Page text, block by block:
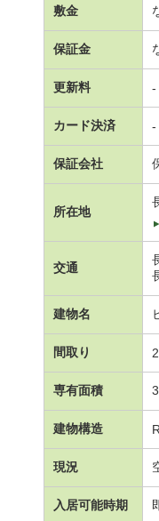
敷金
保証金
更新料 -
カード決済 -
保証会社
所在地
交通
建物名
間取り
専有面積
建物構造
現況
入居可能時期